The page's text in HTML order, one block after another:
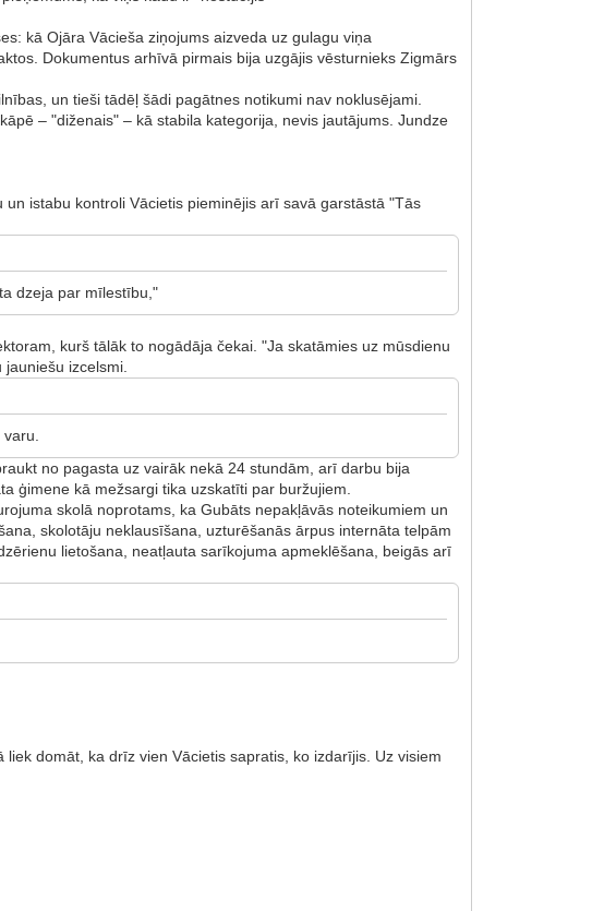
kā Ojāra Vācieša ziņojums aizveda uz gulagu viņa
Dokumentus arhīvā pirmais bija uzgājis vēsturnieks Zigmārs
un tieši tādēļ šādi pagātnes notikumi nav noklusējami.
– "diženais" – kā stabila kategorija, nevis jautājums. Jundze
istabu kontroli Vācietis pieminējis arī savā garstāstā "Tās
dzeja par mīlestību,"
kurš tālāk to nogādāja čekai. "Ja skatāmies uz mūsdienu
izcelsmi.
no pagasta uz vairāk nekā 24 stundām, arī darbu bija
ģimene kā mežsargi tika uzskatīti par buržujiem.
skolā noprotams, ka Gubāts nepakļāvās noteikumiem un
skolotāju neklausīšana, uzturēšanās ārpus internāta telpām
lietošana, neatļauta sarīkojuma apmeklēšana, beigās arī
domāt, ka drīz vien Vācietis sapratis, ko izdarījis. Uz visiem